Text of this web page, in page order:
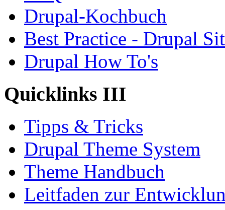
Drupal-Kochbuch
Best Practice - Drupal
Drupal How To's
Quicklinks III
Tipps & Tricks
Drupal Theme System
Theme Handbuch
Leitfaden zur